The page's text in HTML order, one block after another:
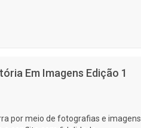
Em Imagens Edição 1
por meio de fotografias e imagens